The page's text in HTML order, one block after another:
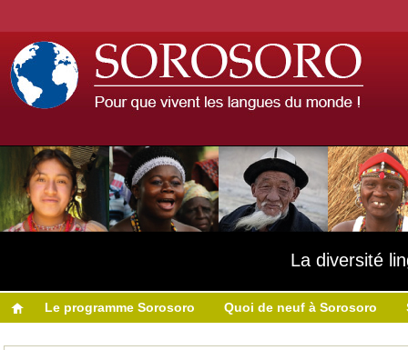
La diversité
Le programme Sorosoro Quoi de neuf à Sorosoro